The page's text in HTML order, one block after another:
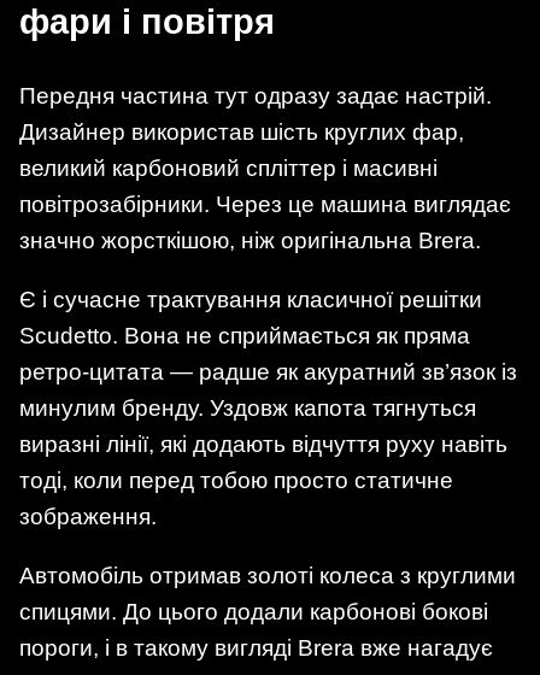
фари і повітря
Передня частина тут одразу задає настрій.
Дизайнер використав шість круглих фар,
великий карбоновий спліттер і масивні
повітрозабірники. Через це машина виглядає
значно жорсткішою, ніж оригінальна Brera.
Є і сучасне трактування класичної решітки
Scudetto. Вона не сприймається як пряма
ретро-цитата — радше як акуратний зв’язок із
минулим бренду. Уздовж капота тягнуться
виразні лінії, які додають відчуття руху навіть
тоді, коли перед тобою просто статичне
зображення.
Автомобіль отримав золоті колеса з круглими
спицями. До цього додали карбонові бокові
пороги, і в такому вигляді Brera вже нагадує